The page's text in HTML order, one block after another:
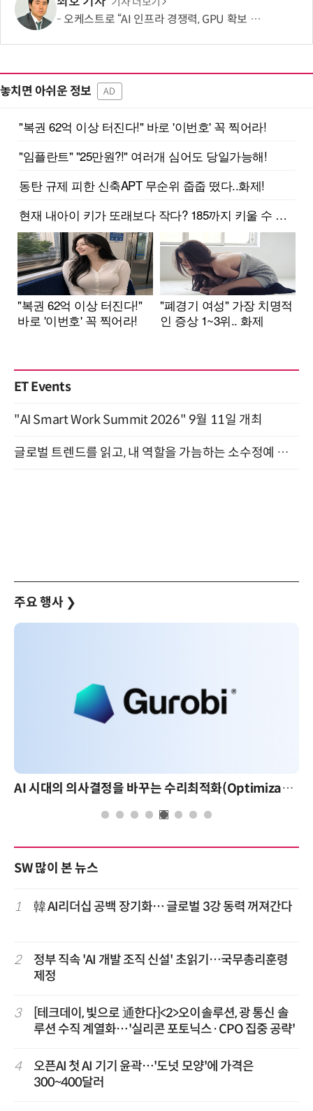
오케스트로 “AI 인프라 경쟁력, GPU 확보 넘어 '운영 효율'이 좌우”
놓치면 아쉬운 정보 AD
ET Events
"AI Smart Work Summit 2026" 9월 11일 개최
글로벌 트렌드를 읽고, 내 역할을 가늠하는 소수정예 실습 워크숍 (8/28)
주요 행사 ❯
AI 시대의 의사결정을 바꾸는 수리최적화(Optimization): 실제 산업 적용 사례와 활용 전략 AI 핀옵스 실전 세미나
SW 많이 본 뉴스
1 韓 AI리더십 공백 장기화… 글로벌 3강 동력 꺼져간다
2
정부 직속 'AI 개발 조직 신설' 초읽기…국무총리훈령
제정
3
[테크데이, 빛으로 通한다]<2>오이솔루션, 광 통신 솔
루션 수직 계열화…'실리콘 포토닉스·CPO 집중 공략'
4
오픈AI 첫 AI 기기 윤곽…'도넛 모양'에 가격은
300~400달러